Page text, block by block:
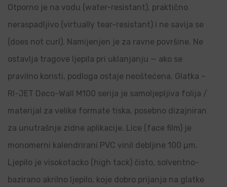
Otporno je na vodu (water-resistant), praktično
neraspadljivo (virtually tear-resistant) i ne savija se
(does not curl). Namijenjen je za ravne površine. Ne
ostavlja tragove ljepila pri uklanjanju — ako se
pravilno koristi, podloga ostaje neoštećena. Glatka –
RI-JET Deco-Wall M100 serija je samoljepljiva folija /
materijal za velike formate tiska, posebno dizajniran
za unutrašnje zidne aplikacije. Lice (face film) je
monomerni kalendrirani PVC vinil debljine 100 µm.
Ljepilo je visokotacko (high tack) čisto, solventno-
bazirano akrilno ljepilo, koje dobro prijanja na glatke